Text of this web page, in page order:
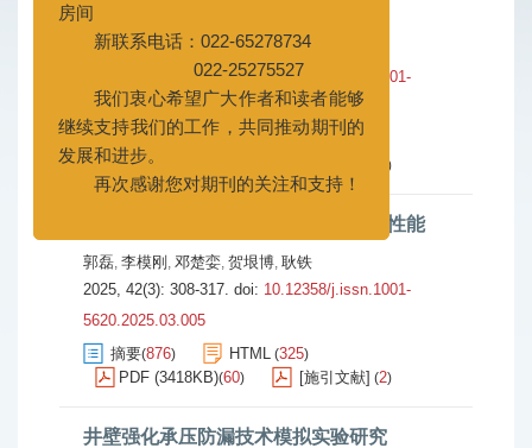
的试验
明显森
2025, 42(3): 302-307.doi: 10.12358/j.issn.1001-
5620.2025.03.004
摘要 1252 HTML 371
PDF (3000KB) )
纳米改性材料在水基钻井液中的减阻性能
郭磊, 李模刚 , 邓楚娈, 贺垠博, 耿铁
2025, 42(3): 308-317. doi: 10.12358/j.issn.1001-
5620.2025.03.005
摘要(876) HTML (325)
PDF (3418KB)(60) [施引文献] (2)
井壁强化承压防漏技术模拟实验研究
第二大街83号中国石油天津大厦A517
新联系电话：022-65278734
022-25275527
我们衷心希望广大作者和读者能够
继续支持我们的工作，共同推动期刊的
发展和进步。